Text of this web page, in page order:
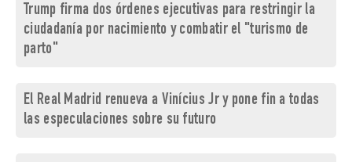
Trump firma dos órdenes ejecutivas para restringir la
ciudadanía por nacimiento y combatir el "turismo de
parto"
El Real Madrid renueva a Vinícius Jr y pone fin a todas
las especulaciones sobre su futuro